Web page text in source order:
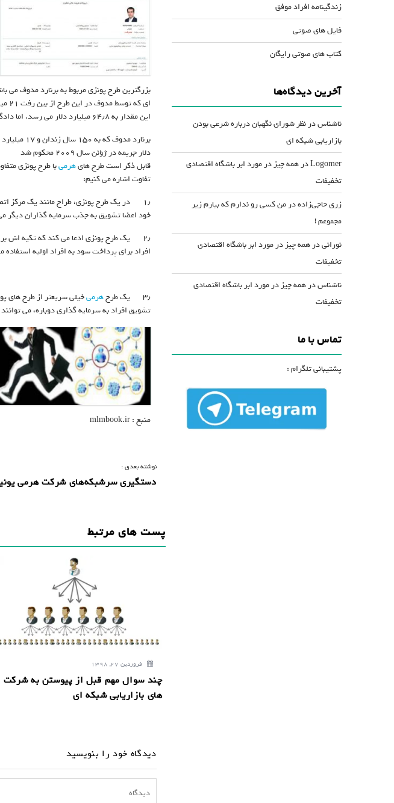
بزرگترین طرح پونزی مربوط به برنارد مدوف
این مقدار به ۶۴٫۸ میلیارد دلار می رسد. اما دادگاه نیویورک از این میزان سود صرفه نظر کرد و فقط محاکمه را بر اساس ۲۱ میلیارد دلار انجام داد.
برنارد مدوف که به ۱۵۰ سال زندان و ۱۷ میلیارد
دلار جریمه در ژؤئن سال ۲۰۰۹ محکوم شد
قابل ذکر است طرح هایهرمیبا طرح پونزی
تفاوت اشاره می کنیم:
۱٫ در یک طرح پونزی، طراح مانند یک مرکز اتصال برای قربانیان عمل می کند، بدینگونه که او مستقیما با تمام سرمایه گذاران در ارتباط است. اما در طرح
خود اعضا تشویق به جذب سرمایه گذاران دیگر
۲٫ یک طرح پونزی ادعا می کند که تکیه اش بر روی برخی از سرمایه گذاری های محرمانه و داخلی شرکت می باشد. اما طرح های
افراد برای پرداخت سود به افراد اولیه
۳٫ یک طرح هرمیخیلی سریعتر از طرح های
تشویق افراد به سرمایه گذاری دوباره، می
منبع : mlmbook.ir
ر
ا
ر
ت
ه
نوشته بعدی :
دستگیری سرشبکه‌های شرکت هرمی
پست های مرتبط
فروردین 27, 1398
چند سوال مهم قبل از پیوستن به شرکت
های بازاریابی شبکه ای
دیدگاه خود را بنویسید
زندگینامه افراد موفق
فایل های صوتی
کتاب های صوتی رایگان
آخرین دیدگاه‌ها
ناشناسدر نظر شورای نگهبان درباره شرعی بودن
بازاریابی شبکه ای
Logomerدر همه چیز در مورد ابر باشگاه اقتصادی
تخفیفات
زری حاجی‌زادهدر من کسی رو ندارم که بیارم زیر
مجموعم !
نورانیدر همه چیز در مورد ابر باشگاه اقتصادی
تخفیفات
ناشناسدر همه چیز در مورد ابر باشگاه اقتصادی
تخفیفات
تماس با ما
پشتیبانی تلگرام :